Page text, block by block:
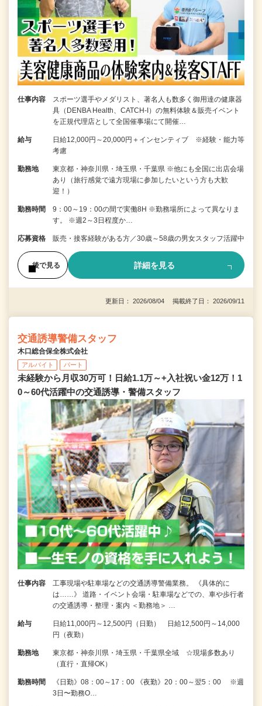
仕事内容
スポーツ選手やメダリスト、著名人も数多く御用達の健康器
具（DENBA Health、CATCH-I）の無料体験＆販売イベント
を正規代理店として全国催事場にて開催…
給与
日給12,000円～20,000円＋インセンティブ ※経験・能力等
考慮
勤務地
東京都・神奈川県・埼玉県・千葉県 ※他にも全国に出店会場
あり（旅行感覚で遠方現場に参加したいという方も大歓
迎！）
勤務時間
9：00～19：00の間で実働8H ※勤務場所によって異なりま
す。 ※週2～3日程度か…
応募資格 販売・接客経験がある方／30歳～58歳の男女スタッフ活躍中
後で見る 詳細を見る
更新日： 2026/08/04 掲載終了日： 2026/09/11
交通誘導警備スタッフ
木口総合保全株式会社
アルバイト パート
未経験から月収30万可！日給1.1万～+入社祝い金12万！1
0～60代活躍中の交通誘導・警備スタッフ
仕事内容
工事現場や駐車場などの交通誘導警備業務。 《具体的に
は……》 道路・イベント会場・駐車場などでの、車や歩行者
の交通誘導・整理・案内 ＜勤務地＞ …
給与
日給11,000円～12,500円（日勤） 日給12,500円～14,000
円（夜勤）
勤務地
東京都・神奈川県・埼玉県・千葉県全域 ☆現場多数あり
（直行・直帰OK）
勤務時間
《日勤》08：00～17：00 《夜勤》20：00～翌5：00 ※週
3日〜勤務O…